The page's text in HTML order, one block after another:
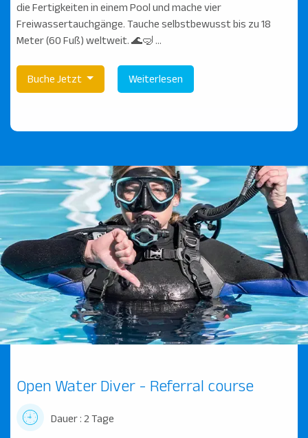
die Fertigkeiten in einem Pool und mache vier
Freiwassertauchgänge. Tauche selbstbewusst bis zu 18
Meter (60 Fuß) weltweit. 🌊🤿 ...
Buche Jetzt Weiterlesen
Open Water Diver - Referral course
Dauer : 2 Tage